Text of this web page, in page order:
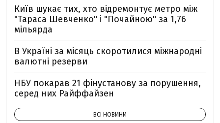
Київ шукає тих, хто відремонтує метро між
"Тараса Шевченко" і "Почайною" за 1,76
мільярда
В Україні за місяць скоротилися міжнародні
валютні резерви
НБУ покарав 21 фінустанову за порушення,
серед них Райффайзен
ВСІ НОВИНИ